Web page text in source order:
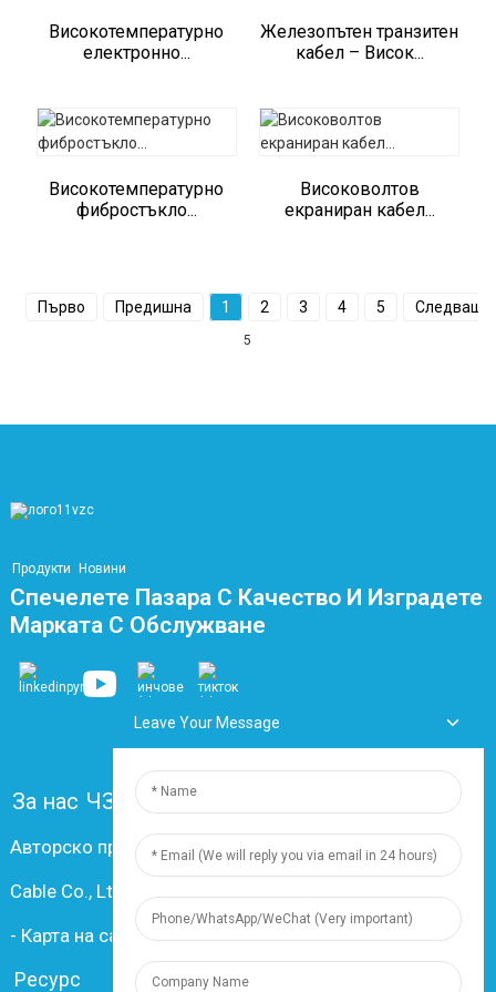
Високотемпературно
електронно...
Железопътен транзитен
кабел – Висок...
Високотемпературно
фибростъкло...
Високоволтов
екраниран кабел...
Първо Предишна 1 2 3 4 5 Следващо
5
Продукти Новини
Спечелете Пазара С Качество И Изградете
Марката С Обслужване
За нас ЧЗВ Свържете се с нас
Авторско право © 2024 Шанхай Dingzun Electric &
Cable Co., Ltd. Всички права запазени.
- Карта на сайта - Resource
Ресурс
Leave Your Message